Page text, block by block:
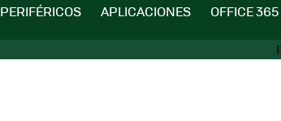
PERIFÉRICOS APLICACIONES OFFICE 365